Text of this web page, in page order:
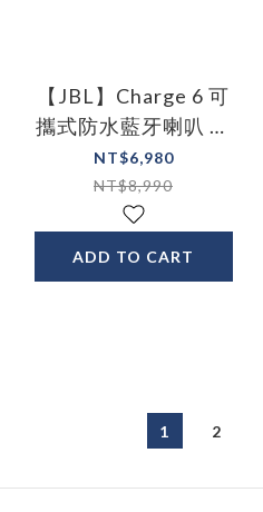
【JBL】Charge 6 可
攜式防水藍牙喇叭 藍
牙音響
NT$6,980
NT$8,990
ADD TO CART
1 2